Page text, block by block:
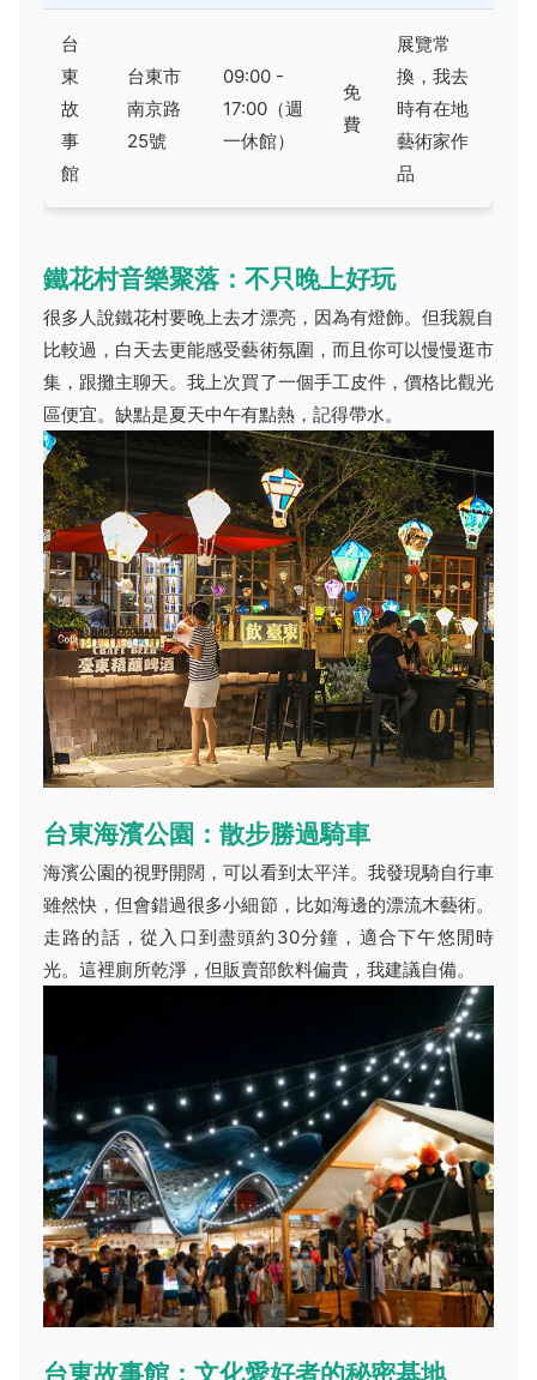
台
東
故
事
館
台東市
南京路
25號
09:00 -
17:00（週
一休館）
免
費
展覽常
換，我去
時有在地
藝術家作
品
鐵花村音樂聚落：不只晚上好玩
很多人說鐵花村要晚上去才漂亮，因為有燈飾。但我親自
比較過，白天去更能感受藝術氛圍，而且你可以慢慢逛市
集，跟攤主聊天。我上次買了一個手工皮件，價格比觀光
區便宜。缺點是夏天中午有點熱，記得帶水。
台東海濱公園：散步勝過騎車
海濱公園的視野開闊，可以看到太平洋。我發現騎自行車
雖然快，但會錯過很多小細節，比如海邊的漂流木藝術。
走路的話，從入口到盡頭約30分鐘，適合下午悠閒時
光。這裡廁所乾淨，但販賣部飲料偏貴，我建議自備。
台東故事館：文化愛好者的秘密基地